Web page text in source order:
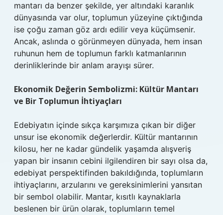
mantarı da benzer şekilde, yer altındaki karanlık
dünyasında var olur, toplumun yüzeyine çıktığında
ise çoğu zaman göz ardı edilir veya küçümsenir.
Ancak, aslında o görünmeyen dünyada, hem insan
ruhunun hem de toplumun farklı katmanlarının
derinliklerinde bir anlam arayışı sürer.
Ekonomik Değerin Sembolizmi: Kültür Mantarı
ve Bir Toplumun İhtiyaçları
Edebiyatın içinde sıkça karşımıza çıkan bir diğer
unsur ise ekonomik değerlerdir. Kültür mantarının
kilosu, her ne kadar gündelik yaşamda alışveriş
yapan bir insanın cebini ilgilendiren bir sayı olsa da,
edebiyat perspektifinden bakıldığında, toplumların
ihtiyaçlarını, arzularını ve gereksinimlerini yansıtan
bir sembol olabilir. Mantar, kısıtlı kaynaklarla
beslenen bir ürün olarak, toplumların temel